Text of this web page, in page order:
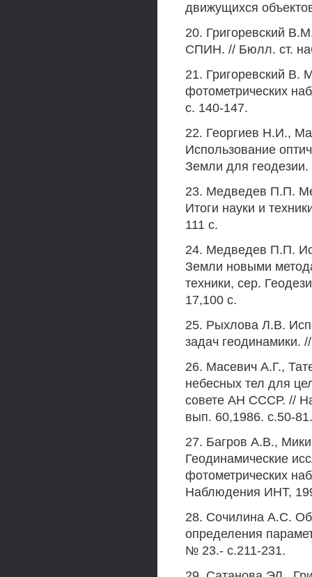
движущихся
20. Григоревский
СПИН. // Бюлл. ст.
21. Григоревский В.
фотометрических
с. 140-147.
22. Георгиев Н.И.,
Использование
Земли для
23. Медведев П.П.
Итоги науки и
111 с.
24. Медведев П.П.
Земли новыми
техники, сер.
17,100 с.
25. Рыхлова Л.В.
задач геодинамики.
26. Масевич А.Г.,
небесных тел для
совете АН СССР. //
вып. 60,1986. с.50-81.
27. Багров A.B.,
Геодинамические
фотометрических
Наблюдения ИНТ,
28. Сочилина A.C. Об
определения
№ 23.- с.211-231.